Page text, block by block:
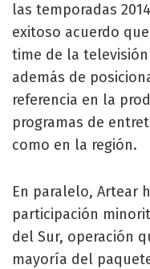
las temporadas
exitoso acuerdo
time de la
además de
referencia en la
programas de
como en la región.
En paralelo, Artear
participación
del Sur, operación
mayoría del